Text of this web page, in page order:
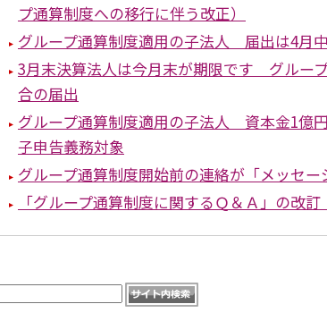
プ通算制度への移行に伴う改正）
グループ通算制度適用の子法人 届出は4月
3月末決算法人は今月末が期限です グルー
合の届出
グループ通算制度適用の子法人 資本金1億
子申告義務対象
グループ通算制度開始前の連絡が「メッセ
「グループ通算制度に関するＱ＆Ａ」の改